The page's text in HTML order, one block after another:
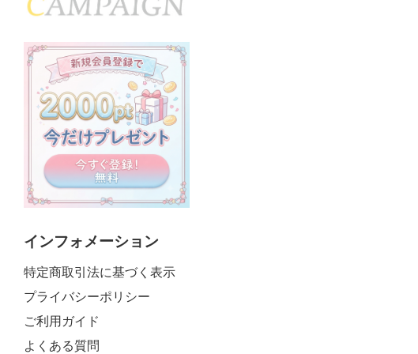
インフォメーション
特定商取引法に基づく表示
プライバシーポリシー
ご利用ガイド
よくある質問